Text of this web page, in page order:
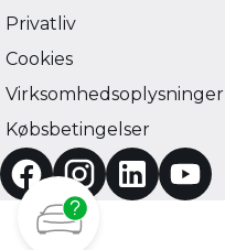
Privatliv
Cookies
Virksomhedsoplysninger
Købsbetingelser